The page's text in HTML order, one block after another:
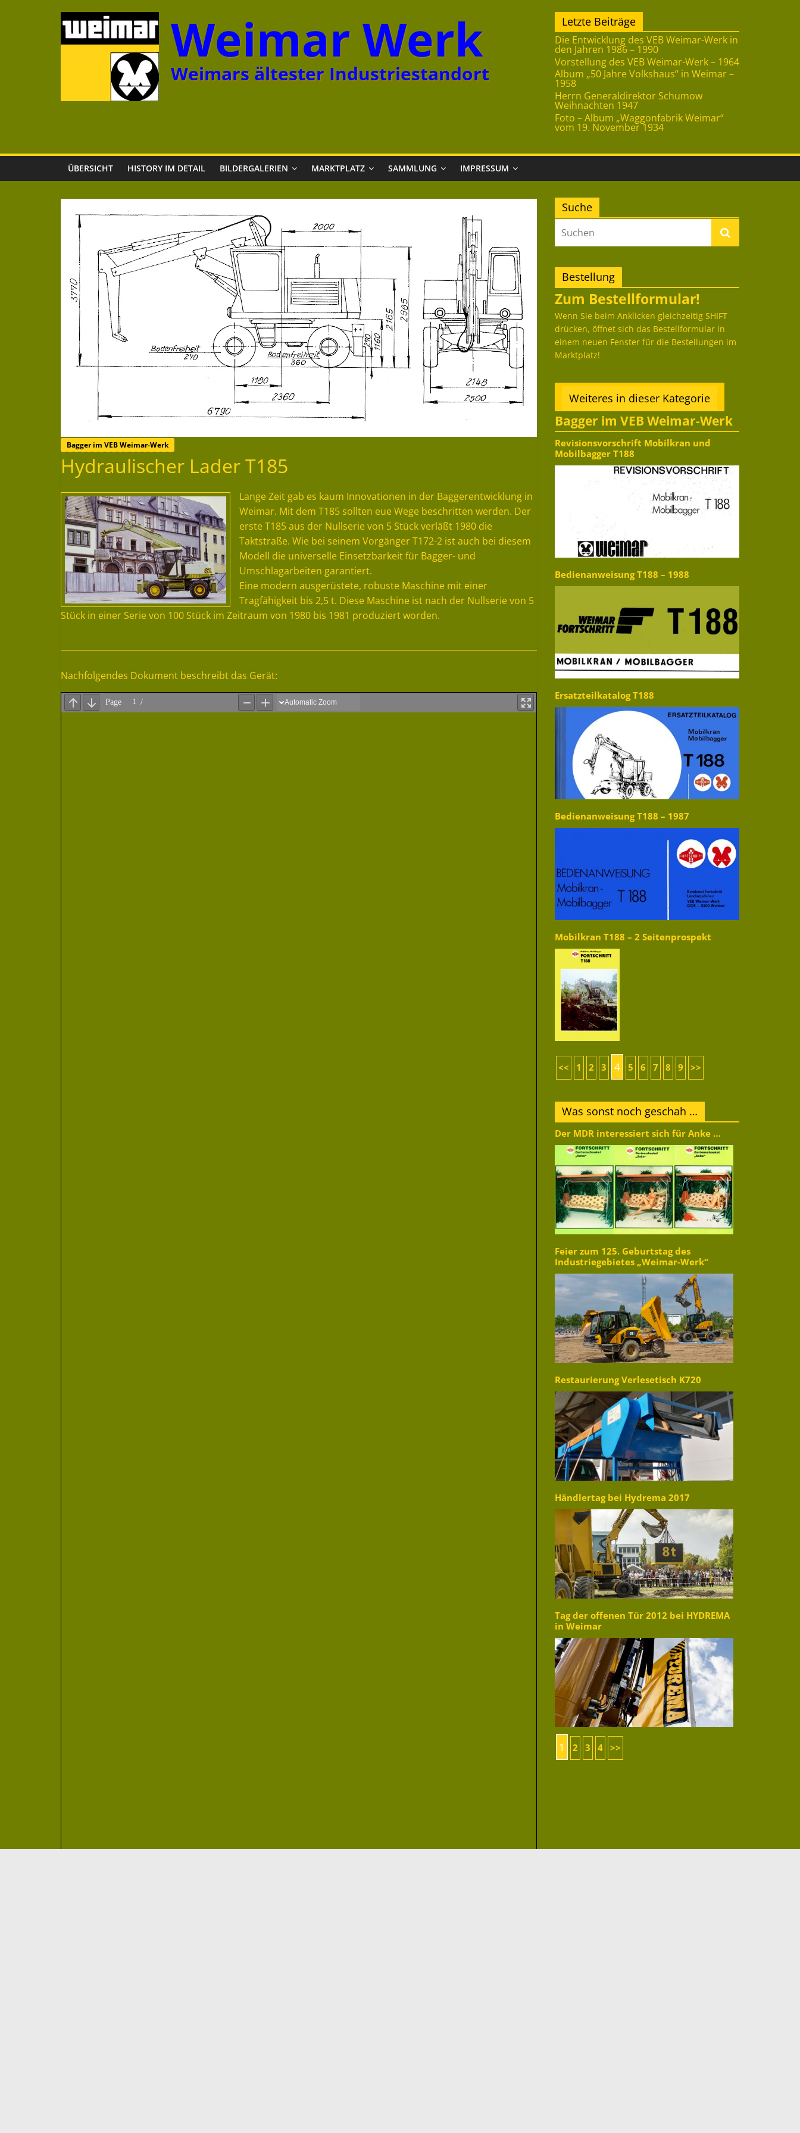
Weimar Werk
Weimars ältester Industriestandort
Letzte Beiträge
Die Entwicklung des VEB Weimar-Werk in
den Jahren 1986 – 1990
Vorstellung des VEB Weimar-Werk – 1964
Album „50 Jahre Volkshaus“ in Weimar –
1958
Herrn Generaldirektor Schumow
Weihnachten 1947
Foto – Album „Waggonfabrik Weimar“
vom 19. November 1934
ÜBERSICHT HISTORY IM DETAIL BILDERGALERIEN MARKTPLATZ SAMMLUNG IMPRESSUM
Bagger im VEB Weimar-Werk
Hydraulischer Lader T185
Lange Zeit gab es kaum Innovationen in der Baggerentwicklung in
Weimar. Mit dem T185 sollten eue Wege beschritten werden. Der
erste T185 aus der Nullserie von 5 Stück verläßt 1980 die
Taktstraße. Wie bei seinem Vorgänger T172-2 ist auch bei diesem
Modell die universelle Einsetzbarkeit für Bagger- und
Umschlagarbeiten garantiert.
Eine modern ausgerüstete, robuste Maschine mit einer
Tragfähigkeit bis 2,5 t. Diese Maschine ist nach der Nullserie von 5
Stück in einer Serie von 100 Stück im Zeitraum von 1980 bis 1981 produziert worden.
Nachfolgendes Dokument beschreibt das Gerät:
Suche
Bestellung
Zum Bestellformular!
Wenn Sie beim Anklicken gleichzeitig SHIFT
drücken, öffnet sich das Bestellformular in
einem neuen Fenster für die Bestellungen im
Marktplatz!
Weiteres in dieser Kategorie
Bagger im VEB Weimar-Werk
Revisionsvorschrift Mobilkran und
Mobilbagger T188
Bedienanweisung T188 – 1988
Ersatzteilkatalog T188
Bedienanweisung T188 – 1987
Mobilkran T188 – 2 Seitenprospekt
<< 1 2 3 4 5 6 7 8 9 >>
Was sonst noch geschah …
Der MDR interessiert sich für Anke …
Feier zum 125. Geburtstag des
Industriegebietes „Weimar-Werk“
Restaurierung Verlesetisch K720
Händlertag bei Hydrema 2017
Tag der offenen Tür 2012 bei HYDREMA
in Weimar
1 2 3 4 >>